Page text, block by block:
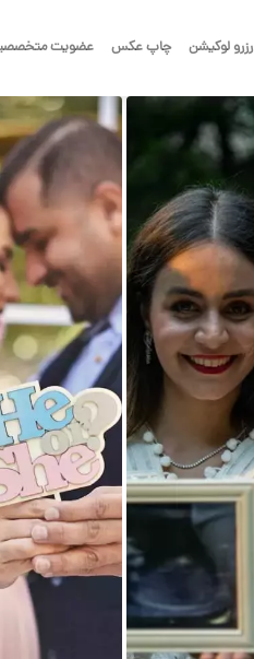
رزرو لوکیشن چاپ عکس عضویت